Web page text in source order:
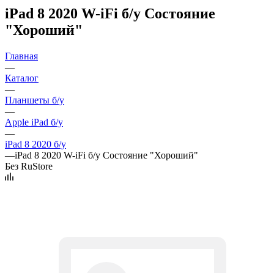
iPad 8 2020 W-iFi б/у Состояние
"Хороший"
Главная
—
Каталог
—
Планшеты б/у
—
Apple iPad б/у
—
iPad 8 2020 б/у
—iPad 8 2020 W-iFi б/у Состояние "Хороший"
Без RuStore